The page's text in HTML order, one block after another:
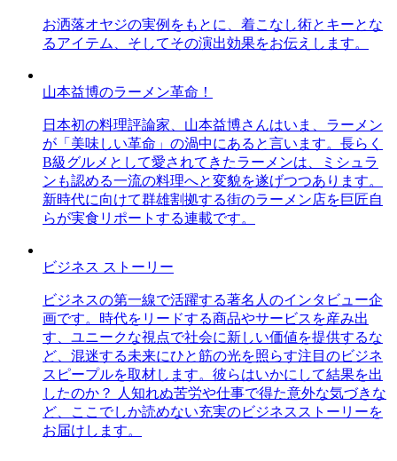
お洒落オヤジの実例をもとに、着こなし術とキーとな
るアイテム、そしてその演出効果をお伝えします。
山本益博のラーメン革命！
日本初の料理評論家、山本益博さんはいま、ラーメン
が「美味しい革命」の渦中にあると言います。長らく
B級グルメとして愛されてきたラーメンは、ミシュラ
ンも認める一流の料理へと変貌を遂げつつあります。
新時代に向けて群雄割拠する街のラーメン店を巨匠自
らが実食リポートする連載です。
ビジネス ストーリー
ビジネスの第一線で活躍する著名人のインタビュー企
画です。時代をリードする商品やサービスを産み出
す、ユニークな視点で社会に新しい価値を提供するな
ど、混迷する未来にひと筋の光を照らす注目のビジネ
スピープルを取材します。彼らはいかにして結果を出
したのか？ 人知れぬ苦労や仕事で得た意外な気づきな
ど、ここでしか読めない充実のビジネスストーリーを
お届けします。